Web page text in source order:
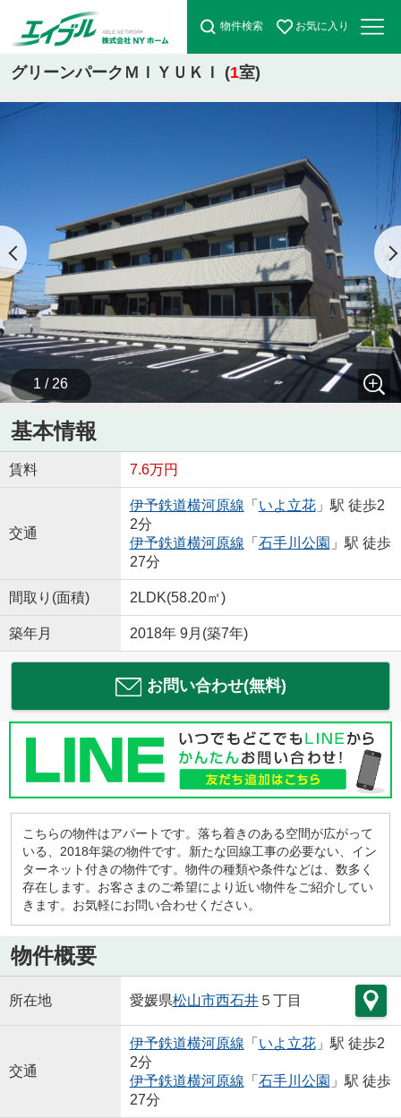
物件検索 お気に入り
グリーンパークＭＩＹＵＫＩ (1室)
1 / 26
基本情報
賃料 7.6万円
交通
伊予鉄道横河原線 「 いよ立花」駅 徒歩2
2分
伊予鉄道横河原線 「 石手川公園 」駅 徒歩
27分
間取り(面積) 2LDK(58.20㎡)
築年月 2018年 9月(築7年)
お問い合わせ(無料)
こちらの物件はアパートです。落ち着きのある空間が広がって
いる、2018年築の物件です。新たな回線工事の必要ない、イン
ターネット付きの物件です。物件の種類や条件などは、数多く
存在します。お客さまのご希望により近い物件をご紹介してい
きます。お気軽にお問い合わせください。
物件概要
所在地 愛媛県松山市西石井５丁目
交通
伊予鉄道横河原線 「 いよ立花」駅 徒歩2
2分
伊予鉄道横河原線 「 石手川公園 」駅 徒歩
27分